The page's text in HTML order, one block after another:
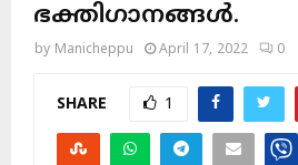
ഭക്തിഗാനങ്ങൾ.
by Manicheppu April 17, 2022 0
SHARE 1